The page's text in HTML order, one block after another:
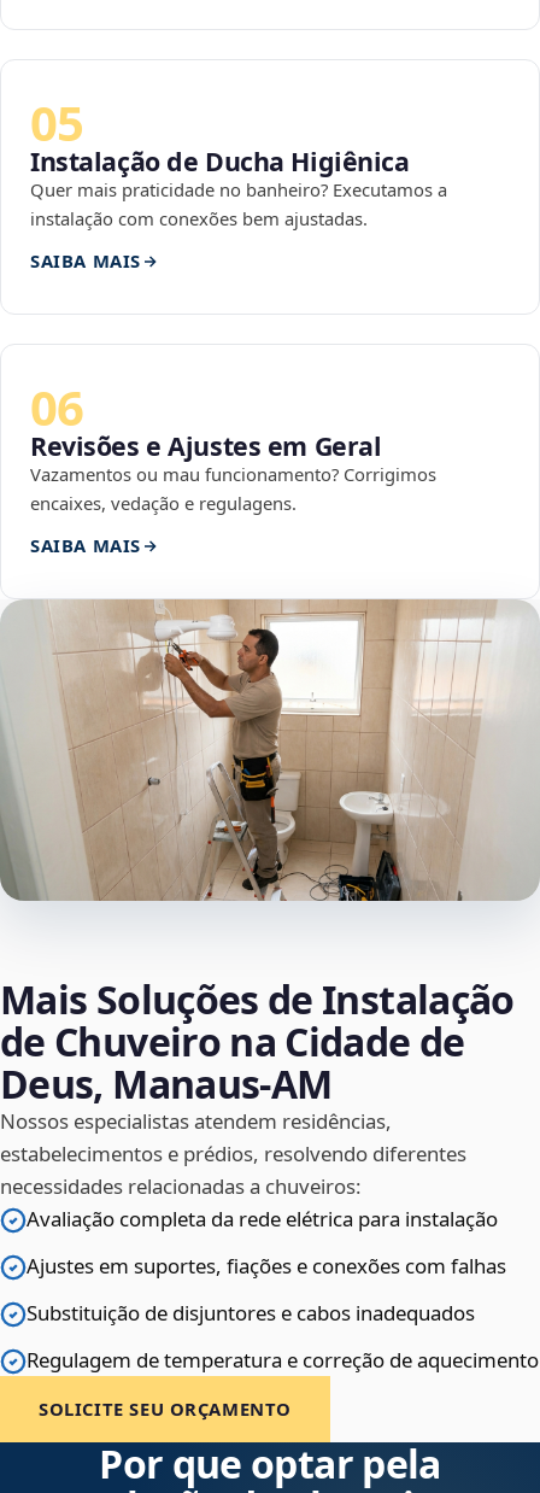
05
Instalação de Ducha Higiênica
Quer mais praticidade no banheiro? Executamos a
instalação com conexões bem ajustadas.
SAIBA MAIS
06
Revisões e Ajustes em Geral
Vazamentos ou mau funcionamento? Corrigimos
encaixes, vedação e regulagens.
SAIBA MAIS
Mais Soluções de Instalação
de Chuveiro na Cidade de
Deus, Manaus‑AM
Nossos especialistas atendem residências,
estabelecimentos e prédios, resolvendo diferentes
necessidades relacionadas a chuveiros:
Avaliação completa da rede elétrica para instalação
Ajustes em suportes, fiações e conexões com falhas
Substituição de disjuntores e cabos inadequados
Regulagem de temperatura e correção de aquecimento
SOLICITE SEU ORÇAMENTO
Por que optar pela